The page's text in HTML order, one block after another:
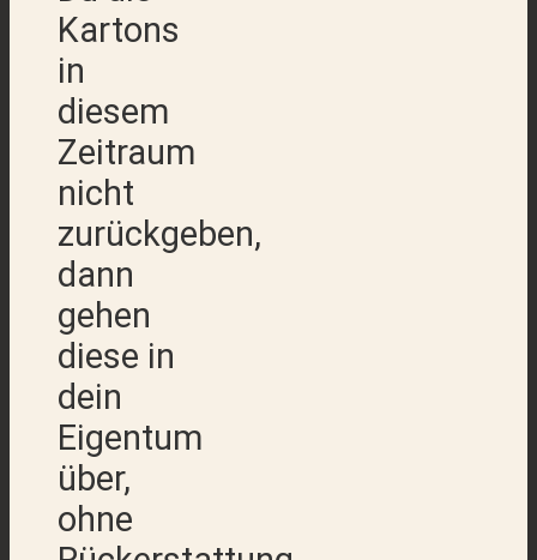
Kartons
in
diesem
Zeitraum
nicht
zurückgeben,
dann
gehen
diese in
dein
Eigentum
über,
ohne